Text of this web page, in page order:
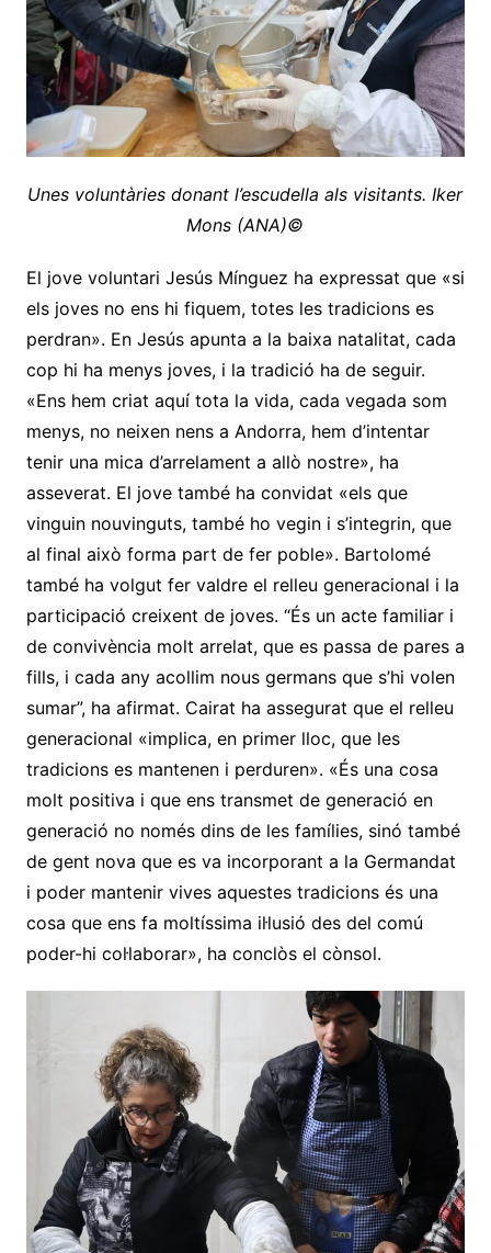
Unes voluntàries donant l’escudella als visitants. Iker
Mons (ANA)©
El jove voluntari Jesús Mínguez ha expressat que «si
els joves no ens hi fiquem, totes les tradicions es
perdran». En Jesús apunta a la baixa natalitat, cada
cop hi ha menys joves, i la tradició ha de seguir.
«Ens hem criat aquí tota la vida, cada vegada som
menys, no neixen nens a Andorra, hem d’intentar
tenir una mica d’arrelament a allò nostre», ha
asseverat. El jove també ha convidat «els que
vinguin nouvinguts, també ho vegin i s’integrin, que
al final això forma part de fer poble». Bartolomé
també ha volgut fer valdre el relleu generacional i la
participació creixent de joves. “És un acte familiar i
de convivència molt arrelat, que es passa de pares a
fills, i cada any acollim nous germans que s’hi volen
sumar”, ha afirmat. Cairat ha assegurat que el relleu
generacional «implica, en primer lloc, que les
tradicions es mantenen i perduren». «És una cosa
molt positiva i que ens transmet de generació en
generació no només dins de les famílies, sinó també
de gent nova que es va incorporant a la Germandat
i poder mantenir vives aquestes tradicions és una
cosa que ens fa moltíssima il·lusió des del comú
poder-hi col·laborar», ha conclòs el cònsol.